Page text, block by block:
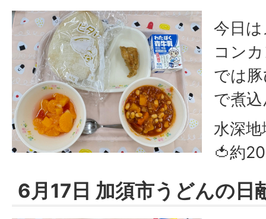
今日
コン
では
で煮
水深
🍅約
6月17日 加須市うどんの日